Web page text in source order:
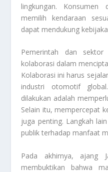
lingkungan. Konsumen
memilih kendaraan
dapat mendukung
Pemerintah dan
kolaborasi dalam
Kolaborasi ini harus
industri otomotif
dilakukan adalah
Selain itu, mempercepat
juga penting. Langkah
publik terhadap manfaat
Pada akhirnya, ajang
membuktikan bahwa